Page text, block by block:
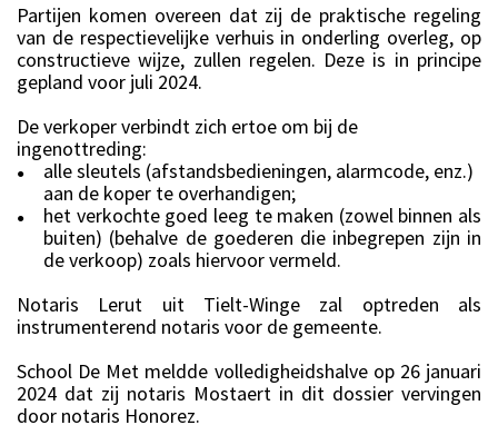
Partijen komen overeen dat zij de praktische regeling
van de respectievelijke verhuis in onderling overleg, op
constructieve wijze, zullen regelen. Deze is in principe
gepland voor juli 2024.
De verkoper verbindt zich ertoe om bij de
ingenottreding:
●
alle sleutels (afstandsbedieningen, alarmcode, enz.)
aan de koper te overhandigen;
●
het verkochte goed leeg te maken (zowel binnen als
buiten) (behalve de goederen die inbegrepen zijn in
de verkoop) zoals hiervoor vermeld.
Notaris Lerut uit Tielt-Winge zal optreden als
instrumenterend notaris voor de gemeente.
School De Met meldde volledigheidshalve op 26 januari
2024 dat zij notaris Mostaert in dit dossier vervingen
door notaris Honorez.